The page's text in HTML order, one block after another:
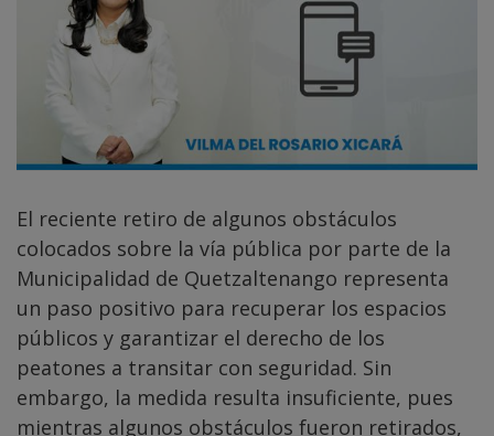
El reciente retiro de algunos obstáculos
colocados sobre la vía pública por parte de la
Municipalidad de Quetzaltenango representa
un paso positivo para recuperar los espacios
públicos y garantizar el derecho de los
peatones a transitar con seguridad. Sin
embargo, la medida resulta insuficiente, pues
mientras algunos obstáculos fueron retirados,